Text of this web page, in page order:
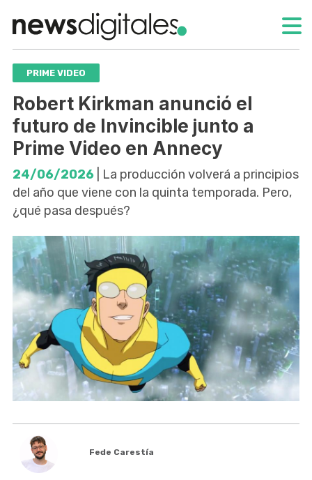
PRIME VIDEO
Robert Kirkman anunció el
futuro de Invincible junto a
Prime Video en Annecy
24/06/2026 | La producción volverá a principios
del año que viene con la quinta temporada. Pero,
¿qué pasa después?
Fede Carestía